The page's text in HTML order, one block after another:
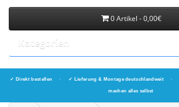
0 Artikel - 0,00€
Kategorien
✓ Direkt bestellen · ✓ Lieferung & Montage deutschlandweit ·
machen alles selbst